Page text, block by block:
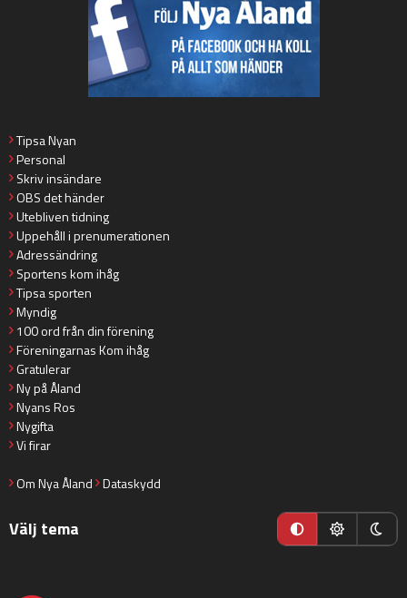
Tipsa Nyan
Personal
Skriv insändare
OBS det händer
Utebliven tidning
Uppehåll i prenumerationen
Adressändring
Sportens kom ihåg
Tipsa sporten
Myndig
100 ord från din förening
Föreningarnas Kom ihåg
Gratulerar
Ny på Åland
Nyans Ros
Nygifta
Vi firar
Om Nya Åland Dataskydd
Välj tema